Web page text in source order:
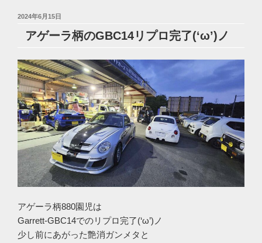
投
2024年6月15日
アゲーラ柄のGBC14リプロ完了(‘ω’)ノ
アゲーラ柄880園児は
Garrett-GBC14でのリプロ完了(‘ω’)ノ
少し前にあがった艶消ガンメタと